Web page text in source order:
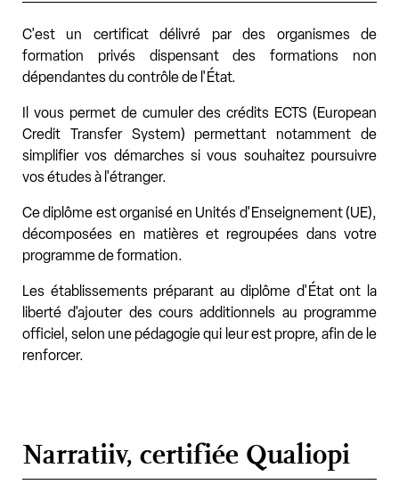
C'est un certificat délivré par des organismes de
formation privés dispensant des formations non
dépendantes du contrôle de l'État.
Il vous permet de cumuler des crédits ECTS (European
Credit Transfer System) permettant notamment de
simplifier vos démarches si vous souhaitez poursuivre
vos études à l'étranger.
Ce diplôme est organisé en Unités d'Enseignement (UE),
décomposées en matières et regroupées dans votre
programme de formation.
Les établissements préparant au diplôme d'État ont la
liberté d'ajouter des cours additionnels au programme
officiel, selon une pédagogie qui leur est propre, afin de le
renforcer.
Narratiiv, certifiée Qualiopi